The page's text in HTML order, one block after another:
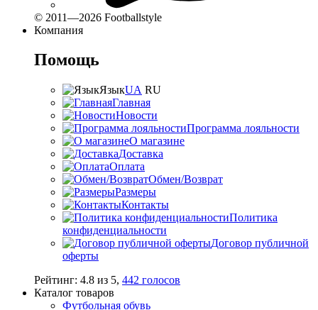
© 2011—2026 Footballstyle
Компания
Помощь
ЯзыкUA RU
Главная
Новости
Программа лояльности
О магазине
Доставка
Оплата
Обмен/Возврат
Размеры
Контакты
Политика
конфиденциальности
Договор публичной
оферты
Рейтинг: 4.8 из 5, 442 голосов
Каталог товаров
Футбольная обувь